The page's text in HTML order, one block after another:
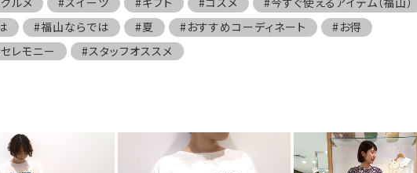
#福山ならでは #夏 #おすすめコーディネート
#お得
レモニー #スタッフオススメ